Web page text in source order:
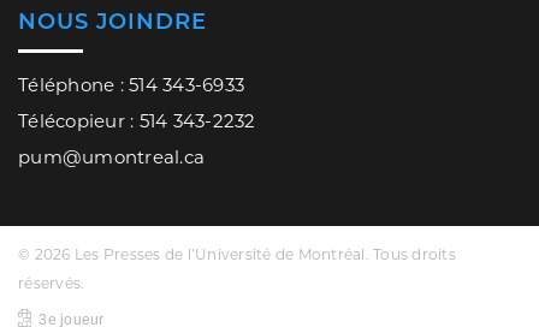
NOUS JOINDRE
Téléphone : 514 343-6933
Télécopieur : 514 343-2232
pum@umontreal.ca
© 2026 Les Presses de l’Université de Montréal. Tous droits
réservés.
3e joueur